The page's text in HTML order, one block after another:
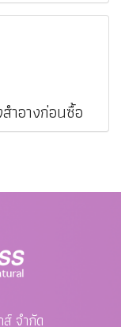
ำอางก่อนซื้อ
จำกัด